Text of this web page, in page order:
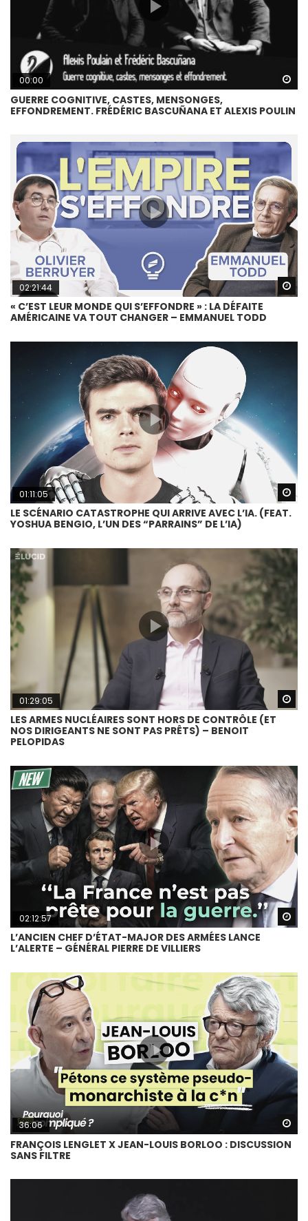
00:00
GUERRE COGNITIVE, CASTES, MENSONGES,
EFFONDREMENT. FRÉDÉRIC BASCUÑANA ET ALEXIS POULIN
02:21:44
« C’EST LEUR MONDE QUI S’EFFONDRE » : LA DÉFAITE
AMÉRICAINE VA TOUT CHANGER – EMMANUEL TODD
01:11:05
LE SCÉNARIO CATASTROPHE QUI ARRIVE AVEC L’IA. (FEAT.
YOSHUA BENGIO, L’UN DES “PARRAINS” DE L’IA)
01:29:05
LES ARMES NUCLÉAIRES SONT HORS DE CONTRÔLE (ET
NOS DIRIGEANTS NE SONT PAS PRÊTS) – BENOIT
PELOPIDAS
02:12:57
L’ANCIEN CHEF D’ÉTAT-MAJOR DES ARMÉES LANCE
L’ALERTE – GÉNÉRAL PIERRE DE VILLIERS
36:06
FRANÇOIS LENGLET X JEAN-LOUIS BORLOO : DISCUSSION
SANS FILTRE